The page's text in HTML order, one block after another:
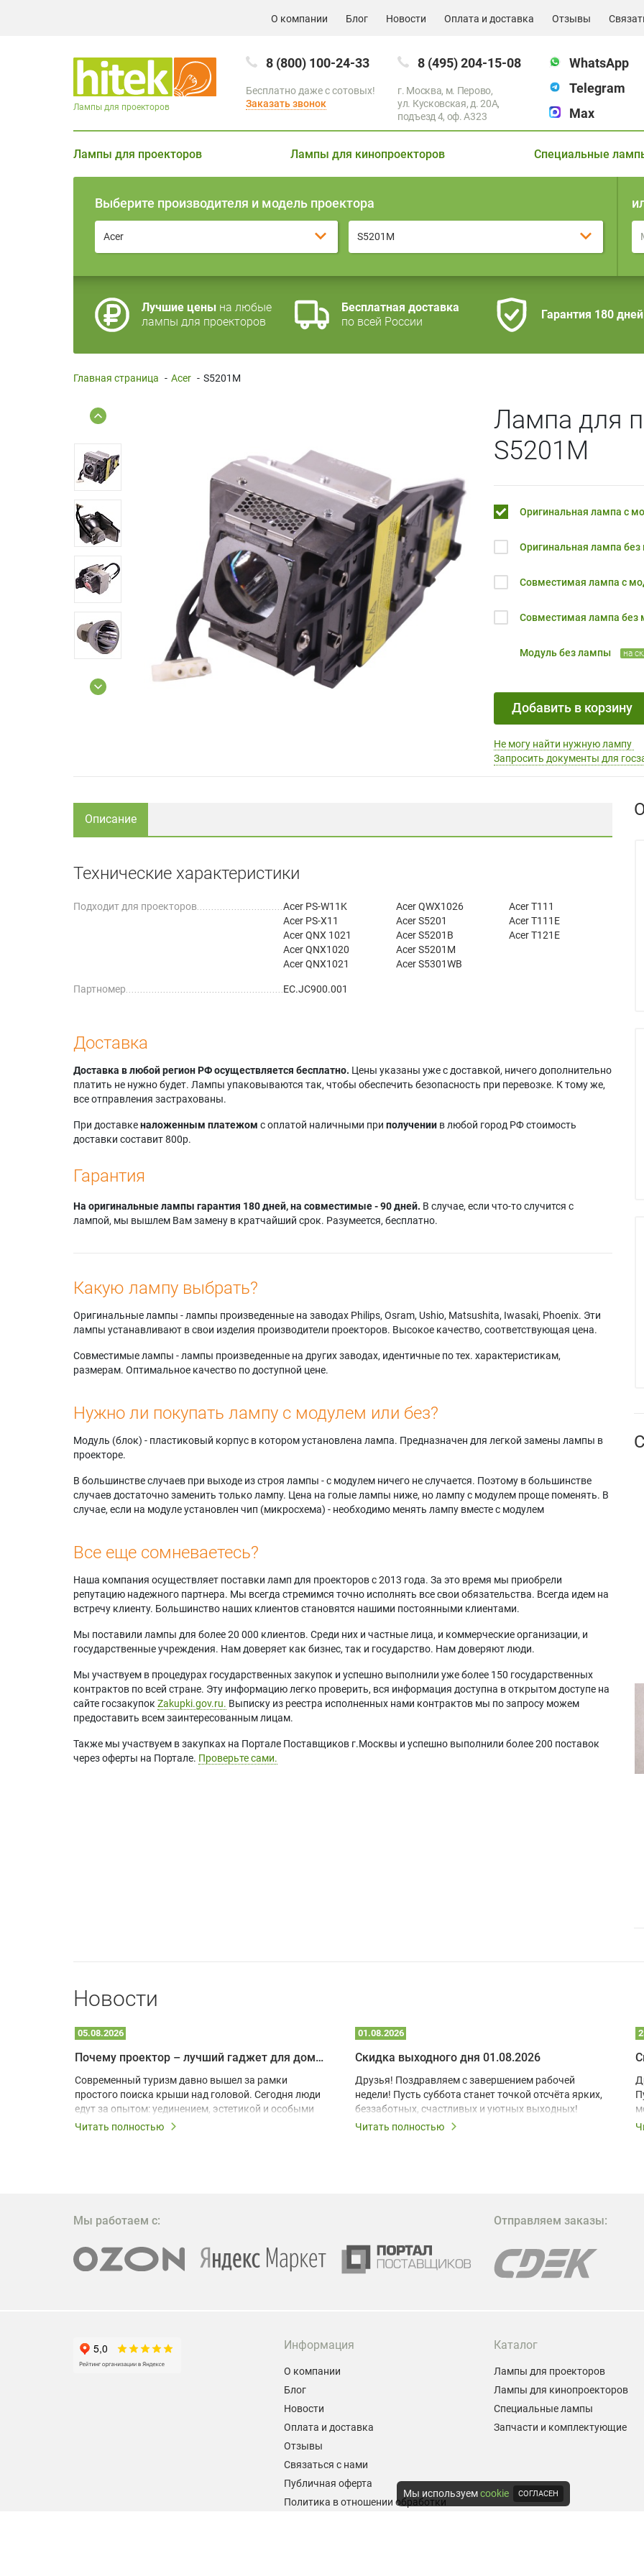
О компании Блог Новости Оплата и доставка Отзывы
8 (800) 100-24-33
Бесплатно даже с сотовых!
Заказать звонок
8 (495) 204-15-08
г. Москва, м. Перово,
ул. Кусковская, д. 20А,
подъезд 4, оф. A323
WhatsApp
Telegram
Max
Лампы для проекторов
Лампы для проекторов Лампы для кинопроекторов Специальные
Выберите производителя и модель проектора
Acer S5201M
Лучшие цены на любые
лампы для проекторов
Бесплатная доставка
по всей России
Гарантия 180 дней
Главная страница - Acer - S5201M
Лампа для
S5201M
Оригинальная лампа с
Оригинальная лампа без
Совместимая лампа с
Совместимая лампа без
Модуль без лампы на
Добавить в корзину
Не могу найти нужную лампу
Запросить документы для
Описание
Технические характеристики
Подходит для проекторов
Acer PS-W11K
Acer PS-X11
Acer QNX 1021
Acer QNX1020
Acer QNX1021
Acer QWX1026
Acer S5201
Acer S5201B
Acer S5201M
Acer S5301WB
Acer T111
Acer T111E
Acer T121E
Партномер EC.JC900.001
Доставка
Доставка в любой регион РФ осуществляется бесплатно. Цены указаны уже с доставкой, ничего дополнительно
платить не нужно будет. Лампы упаковываются так, чтобы обеспечить безопасность при перевозке. К тому же,
все отправления застрахованы.
При доставкеналоженным платежом с оплатой наличными при получении в любой город РФ стоимость
доставки составит 800р.
Гарантия
На оригинальные лампы гарантия 180 дней, на совместимые - 90 дней. В случае, если что-то случится с
лампой, мы вышлем Вам замену в кратчайший срок. Разумеется, бесплатно.
Какую лампу выбрать?
Оригинальные лампы - лампы произведенные на заводах Philips, Osram, Ushio, Matsushita, Iwasaki, Phoenix. Эти
лампы устанавливают в свои изделия производители проекторов. Высокое качество, соответствующая цена.
Совместимые лампы - лампы произведенные на других заводах, идентичные по тех. характеристикам,
размерам. Оптимальное качество по доступной цене.
Нужно ли покупать лампу с модулем или без?
Модуль (блок) - пластиковый корпус в котором установлена лампа. Предназначен для легкой замены лампы в
проекторе.
В большинстве случаев при выходе из строя лампы - с модулем ничего не случается. Поэтому в большинстве
случаев достаточно заменить только лампу. Цена на голые лампы ниже, но лампу с модулем проще поменять. В
случае, если на модуле установлен чип (микросхема) - необходимо менять лампу вместе с модулем
Все еще сомневаетесь?
Наша компания осуществляет поставки ламп для проекторов с 2013 года. За это время мы приобрели
репутацию надежного партнера. Мы всегда стремимся точно исполнять все свои обязательства. Всегда идем на
встречу клиенту. Большинство наших клиентов становятся нашими постоянными клиентами.
Мы поставили лампы для более 20 000 клиентов. Среди них и частные лица, и коммерческие организации, и
государственные учреждения. Нам доверяет как бизнес, так и государство. Нам доверяют люди.
Мы участвуем в процедурах государственных закупок и успешно выполнили уже более 150 государственных
контрактов по всей стране. Эту информацию легко проверить, вся информация доступна в открытом доступе на
сайте госзакупок Zakupki.gov.ru. Выписку из реестра исполненных нами контрактов мы по запросу можем
предоставить всем заинтересованным лицам.
Также мы участвуем в закупках на Портале Поставщиков г.Москвы и успешно выполнили более 200 поставок
через оферты на Портале. Проверьте сами.
Новости
05.08.2026
Почему проектор – лучший гаджет для домика в глэмпинге
Современный туризм давно вышел за рамки
простого поиска крыши над головой. Сегодня люди
едут за опытом: уединением, эстетикой и особыми
ощущениями. Владельцы A-frame домов,
эффективных и бюджетных способов стать
проектора.
Читать полностью
01.08.2026
Скидка выходного дня 01.08.2026
Друзья! Поздравляем с завершением рабочей
недели! Пусть суббота станет точкой отсчёта ярких,
беззаботных, счастливых и уютных выходных!
Читать полностью
Мы работаем с: Отправляем заказы:
Информация
О компании
Блог
Новости
Оплата и доставка
Отзывы
Связаться с нами
Публичная оферта
Политика в отношении обработки
Каталог
Лампы для проекторов
Лампы для кинопроекторов
Специальные лампы
Запчасти и комплектующие
Мы используемcookie СОГЛАСЕН